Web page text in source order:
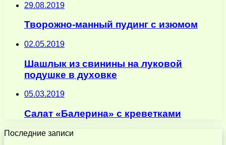
29.08.2019
Творожно-манный пудинг с изюмом
02.05.2019
Шашлык из свинины на луковой
подушке в духовке
05.03.2019
Салат «Балерина» с креветками
Последние записи